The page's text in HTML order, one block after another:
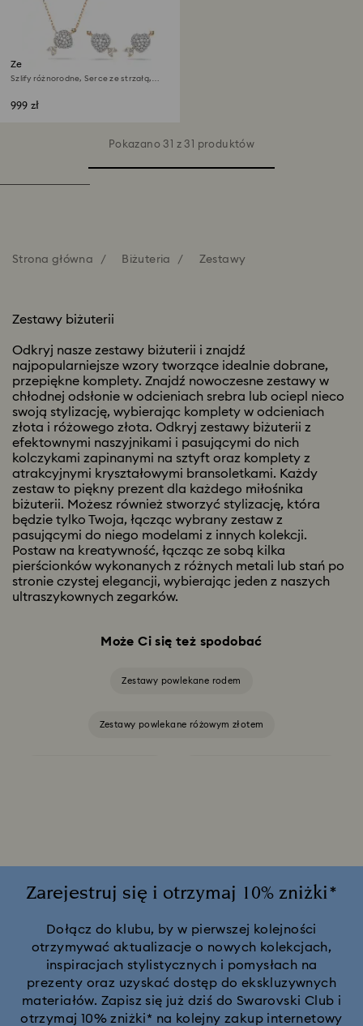
Zestaw Idyllia
Szlify różnorodne, Serce ze strzałą,
999 zł
Pokazano 31 z 31 produktów
Strona główna Biżuteria Zestawy
Zestawy biżuterii
Odkryj nasze zestawy biżuterii i znajdź
najpopularniejsze wzory tworzące idealnie dobrane,
przepiękne komplety. Znajdź nowoczesne zestawy w
chłodnej odsłonie w odcieniach srebra lub ociepl nieco
swoją stylizację, wybierając komplety w odcieniach
złota i różowego złota. Odkryj zestawy biżuterii z
efektownymi naszyjnikami i pasującymi do nich
kolczykami zapinanymi na sztyft oraz komplety z
atrakcyjnymi kryształowymi bransoletkami. Każdy
zestaw to piękny prezent dla każdego miłośnika
biżuterii. Możesz również stworzyć stylizację, która
będzie tylko Twoja, łącząc wybrany zestaw z
pasującymi do niego modelami z innych kolekcji.
Postaw na kreatywność, łącząc ze sobą kilka
pierścionków wykonanych z różnych metali lub stań po
stronie czystej elegancji, wybierając jeden z naszych
ultraszykownych zegarków.
Może Ci się też spodobać
Zestawy powlekane rodem
Zestawy powlekane różowym złotem
Zarejestruj się i otrzymaj 10% zniżki*
Dołącz do klubu, by w pierwszej kolejności
otrzymywać aktualizacje o nowych kolekcjach,
inspiracjach stylistycznych i pomysłach na
prezenty oraz uzyskać dostęp do ekskluzywnych
materiałów. Zapisz się już dziś do Swarovski Club i
otrzymaj 10% zniżki* na kolejny zakup internetowy